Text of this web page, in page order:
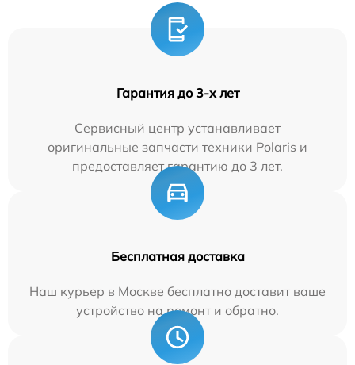
Гарантия до 3-х лет
Сервисный центр устанавливает
оригинальные запчасти техники Polaris и
предоставляет гарантию до 3 лет.
Бесплатная доставка
Наш курьер в Москве бесплатно доставит ваше
устройство на ремонт и обратно.